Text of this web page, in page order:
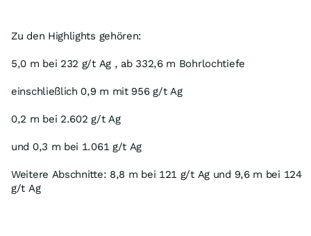
Zu den Highlights gehören:
5,0 m bei 232 g/t Ag , ab 332,6 m Bohrlochtiefe
einschließlich 0,9 m mit 956 g/t Ag
0,2 m bei 2.602 g/t Ag
und 0,3 m bei 1.061 g/t Ag
Weitere Abschnitte: 8,8 m bei 121 g/t Ag und 9,6 m bei 124
g/t Ag